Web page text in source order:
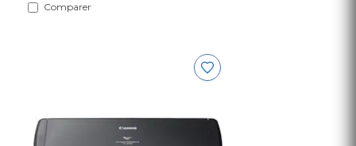
Comparer